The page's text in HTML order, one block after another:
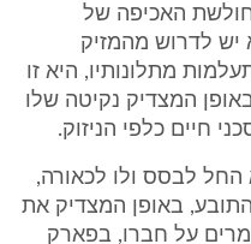
בחולשת האכיפה של
לדרוש מהמזיק
מתלונותיו, היא זו
המצדיק נקיטה שלו
חיים כלפי הניזוק.
החל לבסס ולו לכאורה,
התובע, באופן המצדיק את
תמרים על חברו, בפארק